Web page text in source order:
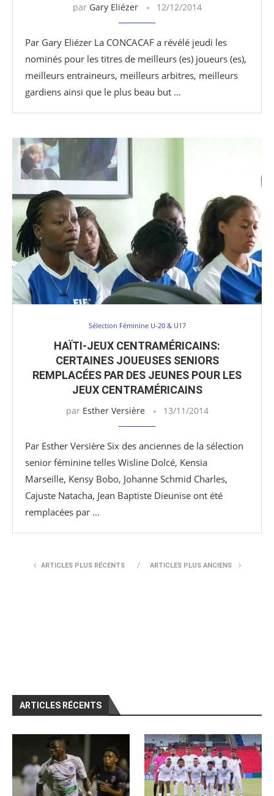
par Gary Eliézer 12/12/2014
Par Gary Eliézer La CONCACAF a révélé jeudi les
nominés pour les titres de meilleurs (es) joueurs (es),
meilleurs entraineurs, meilleurs arbitres, meilleurs
gardiens ainsi que le plus beau but …
Sélection Féminine U-20 & U17
HAÏTI-JEUX CENTRAMÉRICAINS:
CERTAINES JOUEUSES SENIORS
REMPLACÉES PAR DES JEUNES POUR LES
JEUX CENTRAMÉRICAINS
par Esther Versière 13/11/2014
Par Esther Versière Six des anciennes de la sélection
senior féminine telles Wisline Dolcé, Kensia
Marseille, Kensy Bobo, Johanne Schmid Charles,
Cajuste Natacha, Jean Baptiste Dieunise ont été
remplacées par …
ARTICLES PLUS RÉCENTS ARTICLES PLUS ANCIENS
ARTICLES RÉCENTS